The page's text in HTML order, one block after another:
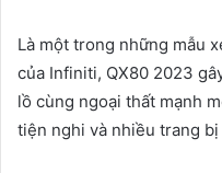
Là một trong những mẫu
của Infiniti, QX80 2023
lồ cùng ngoại thất mạnh
tiện nghi và nhiều trang bị